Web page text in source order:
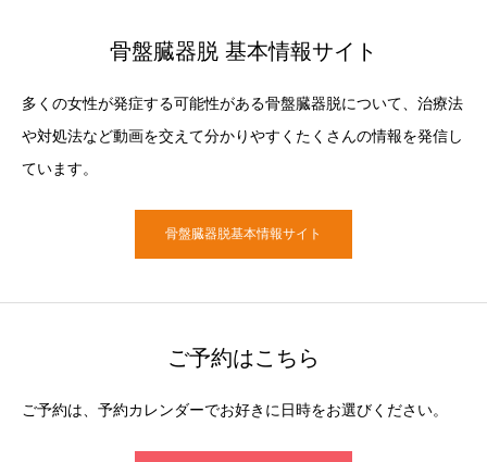
骨盤臓器脱 基本情報サイト
多くの女性が発症する可能性がある骨盤臓器脱について、治療法
や対処法など動画を交えて分かりやすくたくさんの情報を発信し
ています。
骨盤臓器脱基本情報サイト
ご予約はこちら
ご予約は、予約カレンダーでお好きに日時をお選びください。